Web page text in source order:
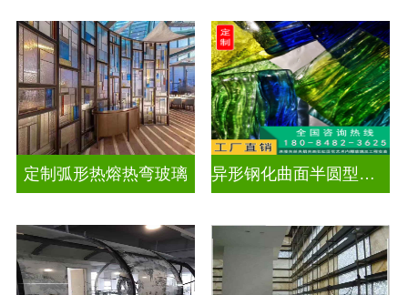
定制弧形热熔热弯玻璃 异形钢化曲面半圆型曲面玻璃